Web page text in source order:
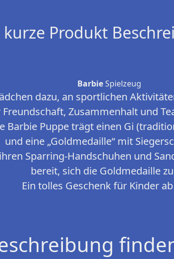
kurze Produkt
BarbieSpielzeug
dazu, an sportlichen
Freundschaft, Zusammenhalt und
Barbie Puppe trägt einen Gi
und eine „Goldmedaille“ mit
Sparring-Handschuhen und
bereit, sich die Goldmedaille
Ein tolles Geschenk für Kinder ab